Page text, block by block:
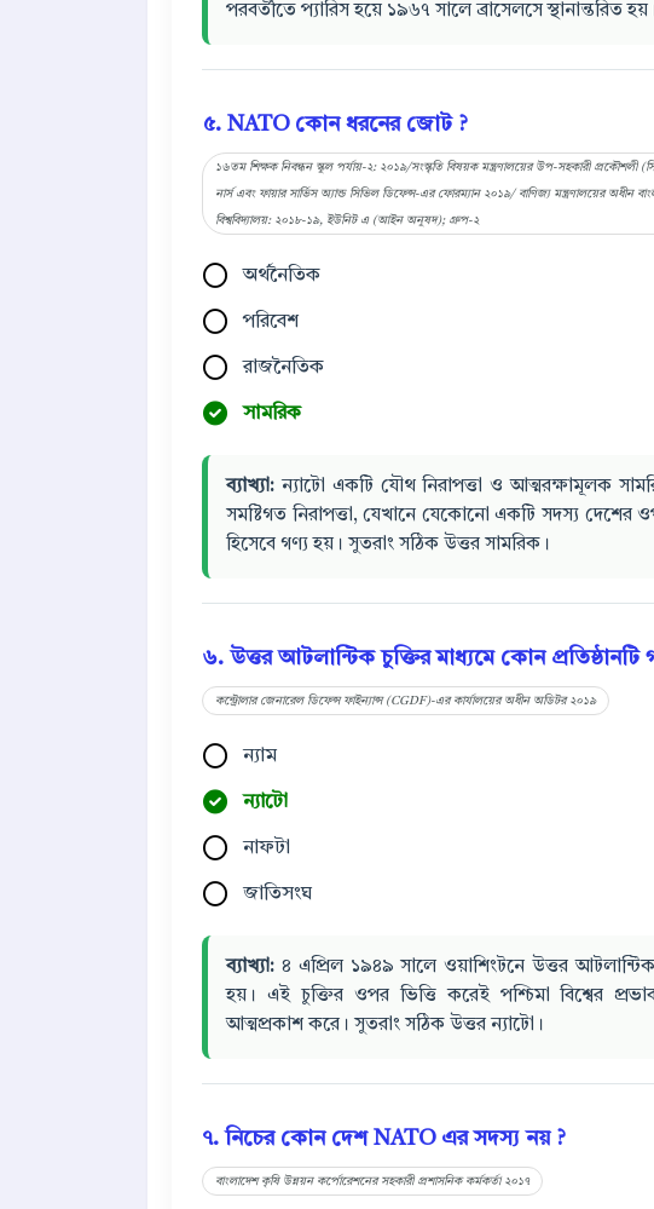
পরবর্তীতে প্যারিস হয়ে ১৯৬৭ সালে ব্রাসেলসে স্থানান্তরিত
৫. NATO কোন ধরনের জোট ?
১৬তম শিক্ষক নিবন্ধন স্কুল পর্যায়-২: ২০১৯/সংস্কৃতি বিষয়ক মন্ত্রণালয়ের উপ-সহকারী প্রকৌশলী
নার্স এবং ফায়ার সার্ভিস অ্যান্ড সিভিল ডিফেন্স-এর ফোরম্যান ২০১৯/ বাণিজ্য মন্ত্রণালয়ের অধীন
বিশ্ববিদ্যালয়: ২০১৮-১৯, ইউনিট এ (আইন অনুষদ); গ্রুপ-২
অর্থনৈতিক
পরিবেশ
রাজনৈতিক
সামরিক
ব্যাখ্যা: ন্যাটো একটি যৌথ নিরাপত্তা ও আত্মরক্ষামূলক
সমষ্টিগত নিরাপত্তা, যেখানে যেকোনো একটি সদস্য
হিসেবে গণ্য হয়। সুতরাং সঠিক উত্তর সামরিক।
৬. উত্তর আটলান্টিক চুক্তির মাধ্যমে কোন প্রতিষ্ঠানটি
কন্ট্রোলার জেনারেল ডিফেন্স ফাইন্যান্স (CGDF)-এর কার্যালয়ের অধীন অডিটর ২০১৯
ন্যাম
ন্যাটো
নাফটা
জাতিসংঘ
ব্যাখ্যা: ৪ এপ্রিল ১৯৪৯ সালে ওয়াশিংটনে উত্তর আটলান্টিক
হয়। এই চুক্তির ওপর ভিত্তি করেই পশ্চিমা বিশ্বের
আত্মপ্রকাশ করে। সুতরাং সঠিক উত্তর ন্যাটো।
৭. নিচের কোন দেশ NATO এর সদস্য নয় ?
বাংলাদেশ কৃষি উন্নয়ন কর্পোরেশনের সহকারী প্রশাসনিক কর্মকর্তা ২০১৭